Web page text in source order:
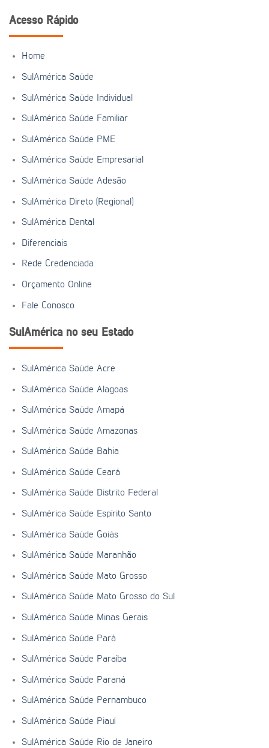
Acesso Rápido
Home
SulAmérica Saúde
SulAmérica Saúde Individual
SulAmérica Saúde Familiar
SulAmérica Saúde PME
SulAmérica Saúde Empresarial
SulAmérica Saúde Adesão
SulAmérica Direto (Regional)
SulAmérica Dental
Diferenciais
Rede Credenciada
Orçamento Online
Fale Conosco
SulAmérica no seu Estado
SulAmérica Saúde Acre
SulAmérica Saúde Alagoas
SulAmérica Saúde Amapá
SulAmérica Saúde Amazonas
SulAmérica Saúde Bahia
SulAmérica Saúde Ceará
SulAmérica Saúde Distrito Federal
SulAmérica Saúde Espírito Santo
SulAmérica Saúde Goiás
SulAmérica Saúde Maranhão
SulAmérica Saúde Mato Grosso
SulAmérica Saúde Mato Grosso do Sul
SulAmérica Saúde Minas Gerais
SulAmérica Saúde Pará
SulAmérica Saúde Paraíba
SulAmérica Saúde Paraná
SulAmérica Saúde Pernambuco
SulAmérica Saúde Piauí
SulAmérica Saúde Rio de Janeiro